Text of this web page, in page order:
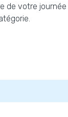
de votre